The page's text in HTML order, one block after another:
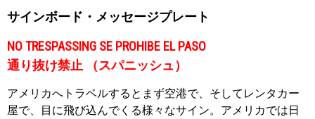
サインボード・メッセージプレート
NO TRESPASSING SE PROHIBE EL PASO
通り抜け禁止 （スパニッシュ）
アメリカへトラベルするとまず空港で、そしてレンタカー
屋で、目に飛び込んでくる様々なサイン。アメリカでは日